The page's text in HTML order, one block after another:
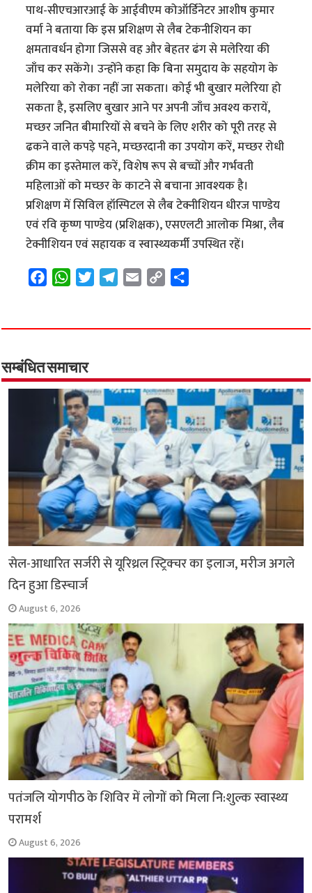
पाथ-सीएचआरआई के आईवीएम कोऑर्डिनेटर आशीष कुमार
वर्मा ने बताया कि इस प्रशिक्षण से लैब टेकनीशियन का
क्षमतावर्धन होगा जिससे वह और बेहतर ढंग से मलेरिया की
जाँच कर सकेंगे। उन्होंने कहा कि बिना समुदाय के सहयोग के
मलेरिया को रोका नहीं जा सकता। कोई भी बुखार मलेरिया हो
सकता है, इसलिए बुखार आने पर अपनी जाँच अवश्य करायें,
मच्छर जनित बीमारियों से बचने के लिए शरीर को पूरी तरह से
ढकने वाले कपड़े पहने, मच्छरदानी का उपयोग करें, मच्छर रोधी
क्रीम का इस्तेमाल करें, विशेष रूप से बच्चों और गर्भवती
महिलाओं को मच्छर के काटने से बचाना आवश्यक है।
प्रशिक्षण में सिविल हॉस्पिटल से लैब टेक्नीशियन धीरज पाण्डेय
एवं रवि कृष्ण पाण्डेय (प्रशिक्षक), एसएलटी आलोक मिश्रा, लैब
टेक्नीशियन एवं सहायक व स्वास्थ्यकर्मी उपस्थित रहें।
e
o
o
W
t
A
p
p
t
r
e
a
m
i
y
n
k
r
सम्बंधित समाचार
सेल-आधारित सर्जरी से यूरिथ्रल स्ट्रिक्चर का इलाज, मरीज अगले
दिन हुआ डिस्चार्ज
August 6, 2026
पतंजलि योगपीठ के शिविर में लोगों को मिला नि:शुल्क स्वास्थ्य
परामर्श
August 6, 2026